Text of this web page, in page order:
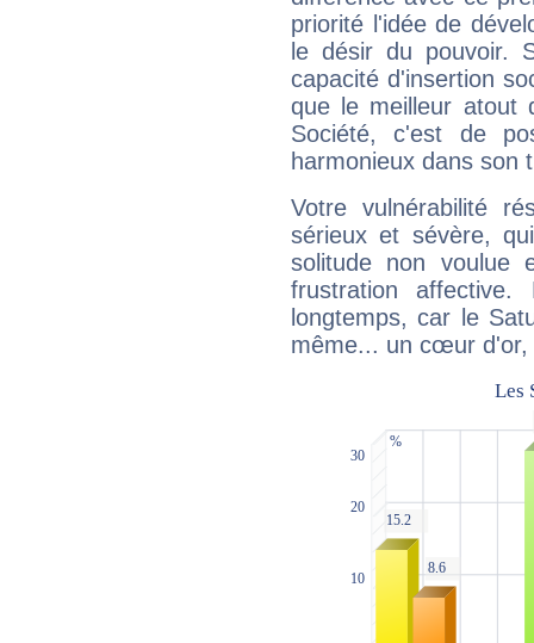
priorité l'idée de
le désir du pouvoir.
capacité d'insertion
que le meilleur atout
Société, c'est de
harmonieux dans son
Votre vulnérabilité
sérieux et sévère,
solitude non voulue
frustration
longtemps, car le
même... un cœur d'or,